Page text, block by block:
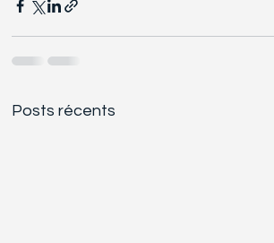
Posts récents